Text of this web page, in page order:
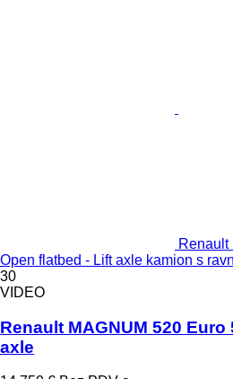
Renault
Open flatbed - Lift axle kamion s
30
VIDEO
Renault MAGNUM 520
axle